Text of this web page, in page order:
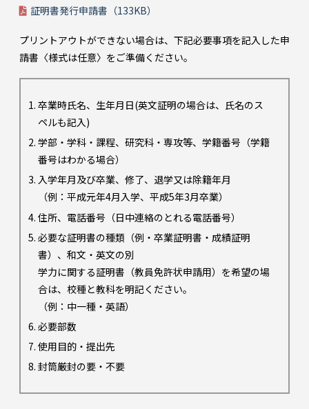
証明書発行申請書（133KB）
プリントアウトができない場合は、下記必要事項を記入した申
請書〈様式は任意〉をご準備ください。
卒業時氏名、生年月日(英文証明の場合は、氏名のス
ペルも記入)
学部・学科・課程、研究科・専攻等、学籍番号（学籍
番号はわかる場合）
入学年月及び卒業、修了、退学又は除籍年月
（例：平成元年4月入学、平成5年3月卒業）
住所、電話番号（日中連絡のとれる電話番号）
必要な証明書の種類（例・卒業証明書・成績証明
書）、和文・英文の別
学力に関する証明書（教員免許状申請用）を希望の場
合は、校種と教科を明記ください。
（例：中一種・英語）
必要部数
使用目的・提出先
封筒厳封の要・不要